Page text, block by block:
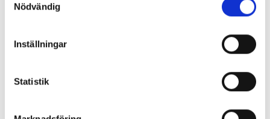
Nödvändig
Inställningar
Statistik
Leveranstid ca 2 veckor. Obs, bilder på produkten är endast
avsedda för referens, den faktiska produkten kan skilja sig.
ZC812,
Q900452